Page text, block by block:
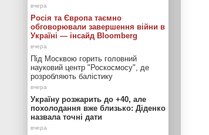
Росія та Європа таємно
обговорювали завершення війни в
Україні — інсайд Bloomberg
Під Москвою горить головний
науковий центр "Роскосмосу", де
розробляють балістику
Україну розжарить до +40, але
похолодання вже близько: Діденко
назвала точні дати